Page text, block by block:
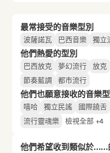
最常接受的音樂型別
波薩諾瓦 巴西音樂 獨立
他們熱愛的型別
巴西放克 夢幻流行 放克
節奏藍調
都市流行
他們也願意接收的音樂型
嘻哈 獨立民謠 國際饒舌
流行靈魂樂
檢視全部 +4
他們希望收到類似於……